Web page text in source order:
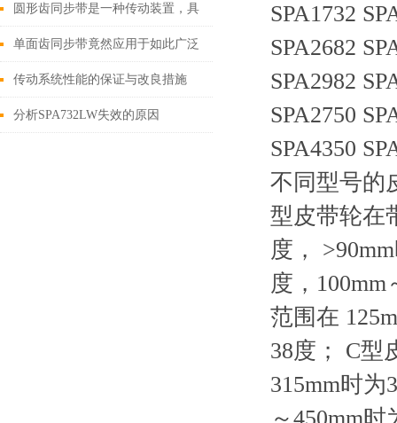
什么
圆形齿同步带是一种传动装置，具
有以下特点
单面齿同步带竟然应用于如此广泛
的领域
传动系统性能的保证与改良措施
分析SPA732LW失效的原因
SPA1732
SPA2682
SPA2982
SPA2750
SPA4350
不同型号的
型皮带轮在
度，
度，
范围在
38度； C型
315mm时